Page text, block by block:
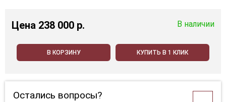
Цена 238 000 p. В наличии
В КОРЗИНУ КУПИТЬ В 1 КЛИК
Остались вопросы?